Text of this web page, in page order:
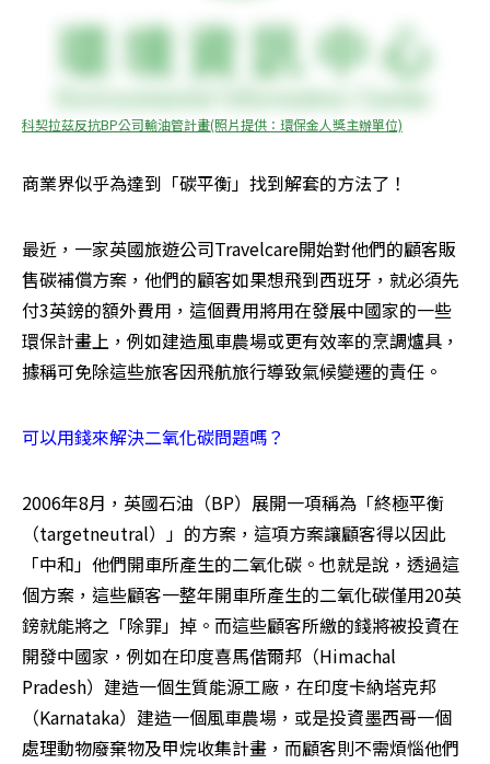
科契拉茲反抗BP公司輸油管計畫(照片提供：環保金人獎主辦單位)
商業界似乎為達到「碳平衡」找到解套的方法了！
最近，一家英國旅遊公司Travelcare開始對他們的顧客販
售碳補償方案，他們的顧客如果想飛到西班牙，就必須先
付3英鎊的額外費用，這個費用將用在發展中國家的一些
環保計畫上，例如建造風車農場或更有效率的烹調爐具，
據稱可免除這些旅客因飛航旅行導致氣候變遷的責任。
可以用錢來解決二氧化碳問題嗎？
2006年8月，英國石油（BP）展開一項稱為「終極平衡
（targetneutral）」的方案，這項方案讓顧客得以因此
「中和」他們開車所產生的二氧化碳。也就是說，透過這
個方案，這些顧客一整年開車所產生的二氧化碳僅用20英
鎊就能將之「除罪」掉。而這些顧客所繳的錢將被投資在
開發中國家，例如在印度喜馬偕爾邦（Himachal
Pradesh）建造一個生質能源工廠，在印度卡納塔克邦
（Karnataka）建造一個風車農場，或是投資墨西哥一個
處理動物廢棄物及甲烷收集計畫，而顧客則不需煩惱他們